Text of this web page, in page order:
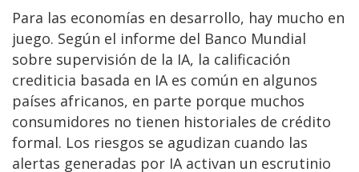
Para las economías en desarrollo, hay mucho en
juego. Según el informe del Banco Mundial
sobre supervisión de la IA, la calificación
crediticia basada en IA es común en algunos
países africanos, en parte porque muchos
consumidores no tienen historiales de crédito
formal. Los riesgos se agudizan cuando las
alertas generadas por IA activan un escrutinio